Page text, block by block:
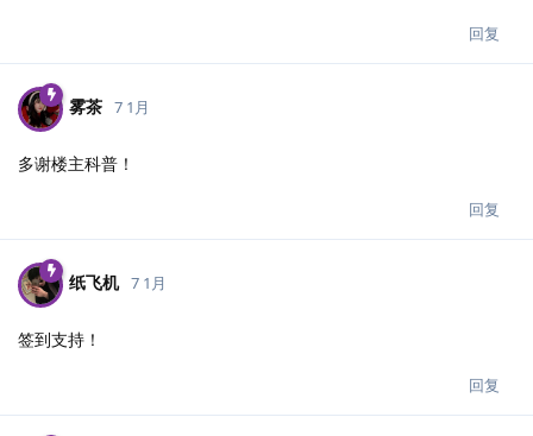
回复
雾茶 7 1月
多谢楼主科普！
回复
纸飞机 7 1月
签到支持！
回复